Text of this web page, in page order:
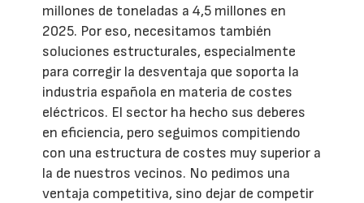
millones de toneladas a 4,5 millones en
2025. Por eso, necesitamos también
soluciones estructurales, especialmente
para corregir la desventaja que soporta la
industria española en materia de costes
eléctricos. El sector ha hecho sus deberes
en eficiencia, pero seguimos compitiendo
con una estructura de costes muy superior a
la de nuestros vecinos. No pedimos una
ventaja competitiva, sino dejar de competir